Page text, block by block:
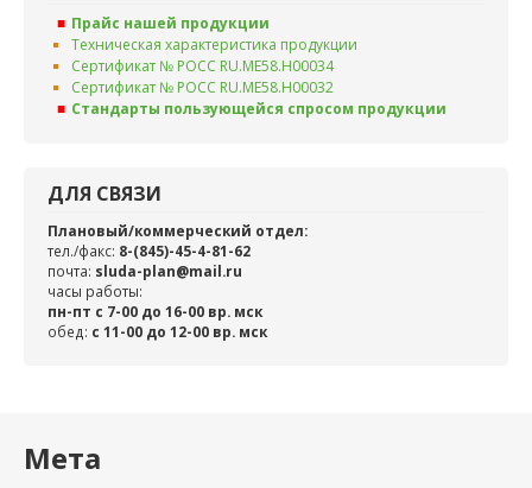
Прайс нашей продукции
Техническая характеристика продукции
Сертификат № РОСС RU.ME58.H00034
Сертификат № РОСС RU.ME58.H00032
Стандарты пользующейся спросом продукции
ДЛЯ СВЯЗИ
Плановый/коммерческий отдел:
тел./факс: 8-(845)-45-4-81-62
почта: sluda-plan@mail.ru
часы работы:
пн-пт с 7-00 до 16-00 вр. мск
обед: c 11-00 до 12-00 вр. мск
Мета